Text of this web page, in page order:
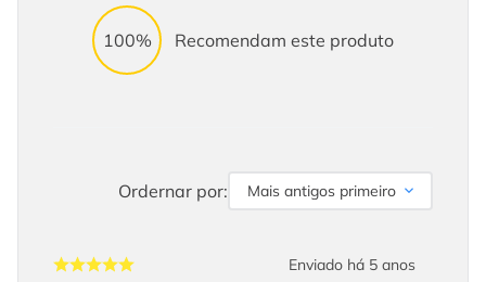
100% Recomendam este produto
Ordernar por: Mais antigos primeiro
Enviado há 5 anos